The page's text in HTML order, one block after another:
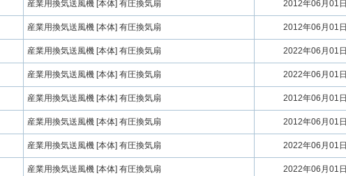
産業用換気送風機 [本体] 有圧換気扇 2012年06月01日
産業用換気送風機 [本体] 有圧換気扇 2012年06月01日
産業用換気送風機 [本体] 有圧換気扇 2022年06月01日
産業用換気送風機 [本体] 有圧換気扇 2022年06月01日
産業用換気送風機 [本体] 有圧換気扇 2012年06月01日
産業用換気送風機 [本体] 有圧換気扇 2012年06月01日
産業用換気送風機 [本体] 有圧換気扇 2022年06月01日
産業用換気送風機 [本体] 有圧換気扇 2022年06月01日